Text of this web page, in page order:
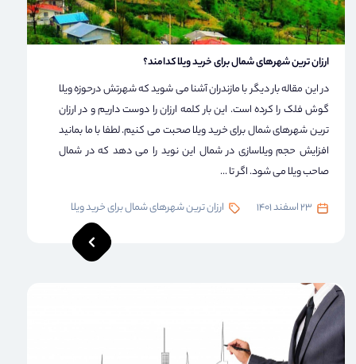
ارزان ترین شهرهای شمال برای خرید ویلا کدامند؟
در این مقاله بار دیگر با مازندران آشنا می شوید که شهرتش درحوزه ویلا
گوش فلک را کرده است. این بار کلمه ارزان را دوست داریم و در ارزان
ترین شهرهای شمال برای خرید ویلا صحبت می کنیم. لطفا با ما بمانید
افزایش حجم ویلاسازی در شمال این نوید را می دهد که در شمال
صاحب ویلا می شود. اگر تا ...
23 اسفند 1401 ارزان ترین شهرهای شمال برای خرید ویلا